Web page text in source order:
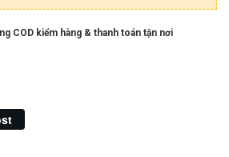
COD kiểm hàng & thanh toán tận nơi